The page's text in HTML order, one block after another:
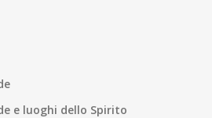
e luoghi dello Spirito